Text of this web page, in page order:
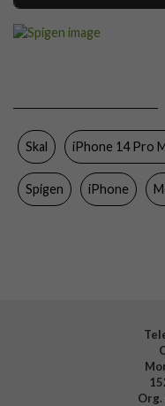
Färg
Material
Varumärke
Skal iPhone 14 Pro
Spigen iPhone